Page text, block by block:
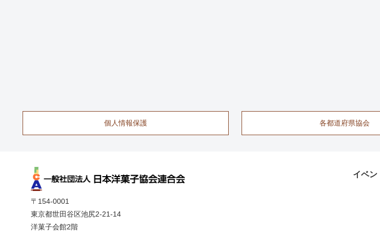
個人情報保護 各都道府県協会
〒154-0001
東京都世田谷区池尻2-21-14
洋菓子会館2階
イベン